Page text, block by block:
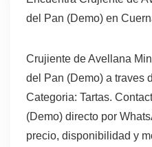
del Pan (Demo) en
Crujiente de Avellana
del Pan (Demo) a traves
Categoria: Tartas.
(Demo) directo por
precio, disponibilidad y